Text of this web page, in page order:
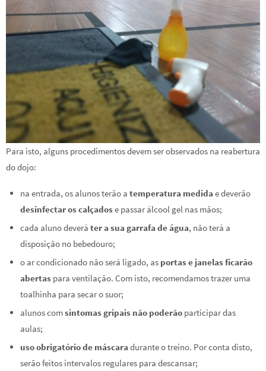
Para isto, alguns procedimentos devem ser observados na reabertura
do dojo:
na entrada, os alunos terão atemperatura medida e deverão
desinfectar os calçadose passar álcool gel nas mãos;
cada aluno deverá ter a sua garrafa de água, não terá a
disposição no bebedouro;
o ar condicionado não será ligado, as portas e janelas ficarão
abertas para ventilação. Com isto, recomendamos trazer uma
toalhinha para secar o suor;
alunos comsintomas gripais não poderão participar das
aulas;
uso obrigatório de máscaradurante o treino. Por conta disto,
serão feitos intervalos regulares para descansar;